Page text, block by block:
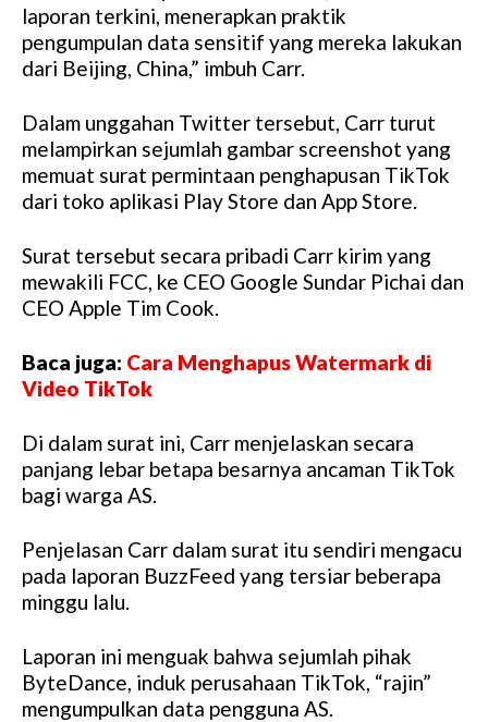
laporan terkini, menerapkan praktik
pengumpulan data sensitif yang mereka lakukan
dari Beijing, China,” imbuh Carr.
Dalam unggahan Twitter tersebut, Carr turut
melampirkan sejumlah gambar screenshot yang
memuat surat permintaan penghapusan TikTok
dari toko aplikasi Play Store dan App Store.
Surat tersebut secara pribadi Carr kirim yang
mewakili FCC, ke CEO Google Sundar Pichai dan
CEO Apple Tim Cook.
Baca juga: Cara Menghapus Watermark di
Video TikTok
Di dalam surat ini, Carr menjelaskan secara
panjang lebar betapa besarnya ancaman TikTok
bagi warga AS.
Penjelasan Carr dalam surat itu sendiri mengacu
pada laporan BuzzFeed yang tersiar beberapa
minggu lalu.
Laporan ini menguak bahwa sejumlah pihak
ByteDance, induk perusahaan TikTok, “rajin”
mengumpulkan data pengguna AS.